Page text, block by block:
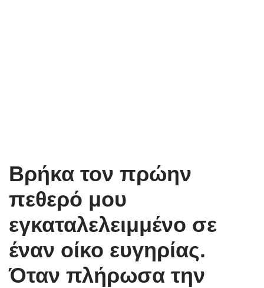
Βρήκα τον πρώην
πεθερό μου
εγκαταλελειμμένο σε
έναν οίκο ευγηρίας.
Όταν πλήρωσα την